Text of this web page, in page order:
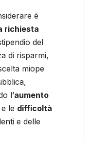
è
richiesta
del
di risparmi,
miope
l’aumento
e le difficoltà
e delle